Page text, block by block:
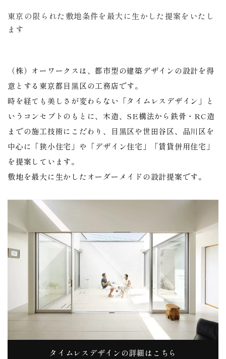
東京の限られた敷地条件を最大に生かした提案をいたし
ます
（株）オーワークスは、都市型の建築デザインの設計を得
意とする東京都目黒区の工務店です。
時を経ても美しさが変わらない「タイムレスデザイン」と
いうコンセプトのもとに、木造、SE構法から鉄骨・RC造
までの施工技術にこだわり、目黒区や世田谷区、品川区を
中心に「狭小住宅」や「デザイン住宅」「賃貸併用住宅」
を提案しています。
敷地を最大に生かしたオーダーメイドの設計提案です。
タイムレスデザインの詳細はこちら